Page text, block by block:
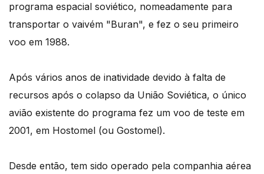
programa espacial soviético, nomeadamente para
transportar o vaivém "Buran", e fez o seu primeiro
voo em 1988.
Após vários anos de inatividade devido à falta de
recursos após o colapso da União Soviética, o único
avião existente do programa fez um voo de teste em
2001, em Hostomel (ou Gostomel).
Desde então, tem sido operado pela companhia aérea